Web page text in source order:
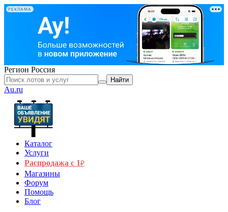
РЕКЛАМА
Регион Россия
Найти
Au.ru
Каталог
Услуги
Распродажа с 1₽
Магазины
Форум
Помощь
Блог